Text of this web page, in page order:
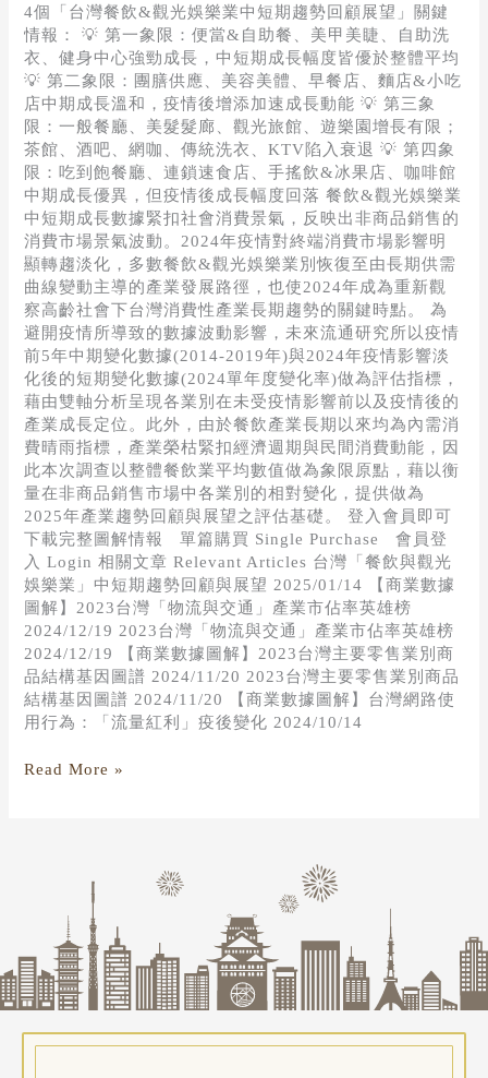
4個「台灣餐飲&觀光娛樂業中短期趨勢回顧展望」關鍵
情報： 💡 第一象限：便當&自助餐、美甲美睫、自助洗
衣、健身中心強勁成長，中短期成長幅度皆優於整體平均
💡 第二象限：團膳供應、美容美體、早餐店、麵店&小吃
店中期成長溫和，疫情後增添加速成長動能 💡 第三象
限：一般餐廳、美髮髮廊、觀光旅館、遊樂園增長有限；
茶館、酒吧、網咖、傳統洗衣、KTV陷入衰退 💡 第四象
限：吃到飽餐廳、連鎖速食店、手搖飲&冰果店、咖啡館
中期成長優異，但疫情後成長幅度回落 餐飲&觀光娛樂業
中短期成長數據緊扣社會消費景氣，反映出非商品銷售的
消費市場景氣波動。2024年疫情對終端消費市場影響明
顯轉趨淡化，多數餐飲&觀光娛樂業別恢復至由長期供需
曲線變動主導的產業發展路徑，也使2024年成為重新觀
察高齡社會下台灣消費性產業長期趨勢的關鍵時點。 為
避開疫情所導致的數據波動影響，未來流通研究所以疫情
前5年中期變化數據(2014-2019年)與2024年疫情影響淡
化後的短期變化數據(2024單年度變化率)做為評估指標，
藉由雙軸分析呈現各業別在未受疫情影響前以及疫情後的
產業成長定位。此外，由於餐飲產業長期以來均為內需消
費晴雨指標，產業榮枯緊扣經濟週期與民間消費動能，因
此本次調查以整體餐飲業平均數值做為象限原點，藉以衡
量在非商品銷售市場中各業別的相對變化，提供做為
2025年產業趨勢回顧與展望之評估基礎。 登入會員即可
下載完整圖解情報 單篇購買 Single Purchase 會員登
入 Login 相關文章 Relevant Articles 台灣「餐飲與觀光
娛樂業」中短期趨勢回顧與展望 2025/01/14 【商業數據
圖解】2023台灣「物流與交通」產業市佔率英雄榜
2024/12/19 2023台灣「物流與交通」產業市佔率英雄榜
2024/12/19 【商業數據圖解】2023台灣主要零售業別商
品結構基因圖譜 2024/11/20 2023台灣主要零售業別商品
結構基因圖譜 2024/11/20 【商業數據圖解】台灣網路使
用行為：「流量紅利」疫後變化 2024/10/14
娛
樂
業」
中
短
期
趨
勢
回
顧
與
展
望
Read More »